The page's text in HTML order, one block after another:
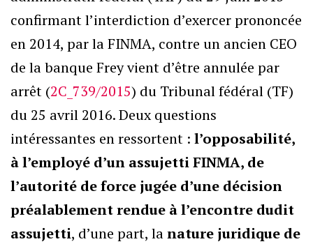
confirmant l’interdiction d’exercer prononcée
en 2014, par la FINMA, contre un ancien CEO
de la banque Frey vient d’être annulée par
arrêt (2C_739/2015) du Tribunal fédéral (TF)
du 25 avril 2016. Deux questions
intéressantes en ressortent : l’opposabilité,
à l’employé d’un assujetti FINMA, de
l’autorité de force jugée d’une décision
préalablement rendue à l’encontre dudit
assujetti, d’une part, lanature juridique de